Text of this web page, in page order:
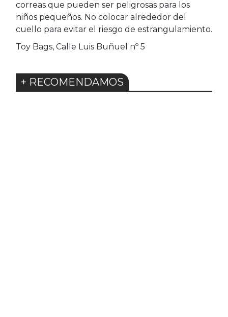
correas que pueden ser peligrosas para los
niños pequeños. No colocar alrededor del
cuello para evitar el riesgo de estrangulamiento.
Toy Bags, Calle Luis Buñuel nº 5
+ RECOMENDAMOS